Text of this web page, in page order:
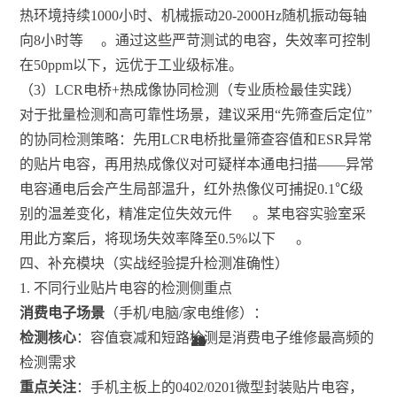
4
38
41
45
15
36
38
45
15
11
49
21
33
33
36
21
36
45
41
45
45
45
45
41
12
11
热环境持续1000小时、机械振动20-2000Hz随机振动每轴
向8小时等
15
。通过这些严苛测试的电容，失效率可控制
在50ppm以下，远优于工业级标准。
（3）LCR电桥+热成像协同检测（专业质检最佳实践）
对于批量检测和高可靠性场景，建议采用“先筛查后定位”
的协同检测策略：先用LCR电桥批量筛查容值和ESR异常
的贴片电容，再用热成像仪对可疑样本通电扫描——异常
电容通电后会产生局部温升，红外热像仪可捕捉0.1℃级
别的温差变化，精准定位失效元件
40
。某电容实验室采
用此方案后，将现场失效率降至0.5%以下
40
。
四、补充模块（实战经验提升检测准确性）
1. 不同行业贴片电容的检测侧重点
消费电子场景 （手机/电脑/家电维修）：
检测核心：容值衰减和短路检测是消费电子维修最高频的
检测需求
重点关注：手机主板上的0402/0201微型封装贴片电容，
4
4
15
4
11
45
40
45
11
49
49
22
53
22
15
22